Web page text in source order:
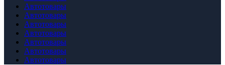
Автотовары
Автотовары
Автотовары
Автотовары
Автотовары
Автотовары
Автотовары